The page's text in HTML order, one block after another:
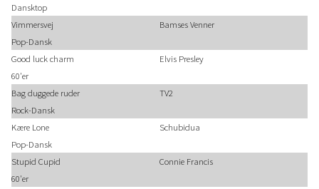
Dansktop
Vimmersvej
Bamses Venner
Pop-Dansk
Good luck charm
Elvis Presley
60'er
Bag duggede ruder
TV2
Rock-Dansk
Kære Lone
Schubidua
Pop-Dansk
Stupid Cupid
Connie Francis
60'er